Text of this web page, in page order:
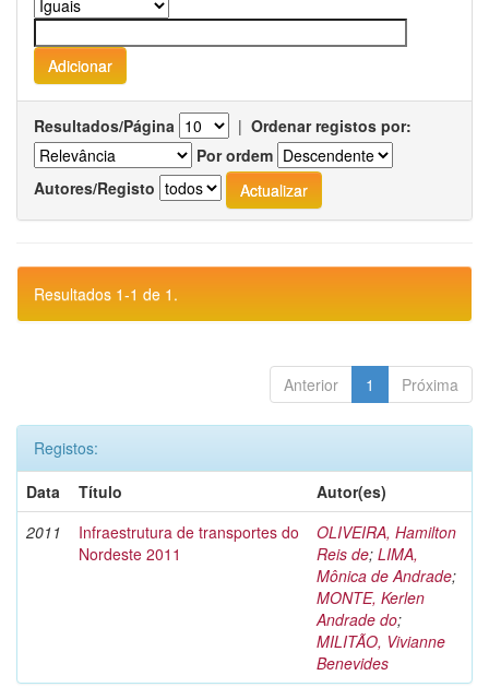
Resultados/Página | Ordenar registos por:
Por ordem
Autores/Registo
Resultados 1-1 de 1.
Anterior 1 Próxima
Registos:
Data
Título
Autor(es)
2011
Infraestrutura de transportes do
Nordeste 2011
OLIVEIRA, Hamilton
Reis de; LIMA,
Mônica de Andrade;
MONTE, Kerlen
Andrade do;
MILITÃO, Vivianne
Benevides